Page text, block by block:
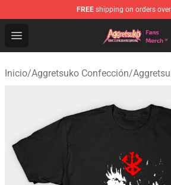
FREE shipping on orders
Open menu
Aggretsuko Store - Official
Inicio/Aggretsuko Confección/